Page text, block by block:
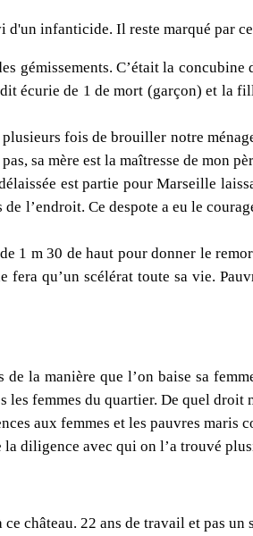
d'un infanticide. Il reste marqué par
gémissements. C’était la
écurie de 1 de mort (garçon) et la
fois de brouiller notre
sa mère est la maîtresse de mon
est partie pour Marseille
l’endroit. Ce despote a eu le
1 m 30 de haut pour donner le
qu’un scélérat toute sa vie.
la manière que l’on baise sa
femmes du quartier. De quel
aux femmes et les pauvres maris
diligence avec qui on l’a trouvé
château. 22 ans de travail et pas